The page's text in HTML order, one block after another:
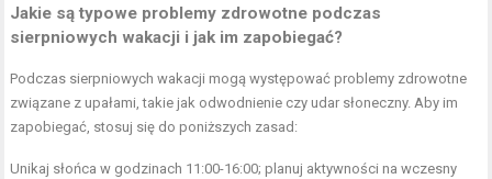
Jakie są typowe problemy zdrowotne podczas
sierpniowych wakacji i jak im zapobiegać?
Podczas sierpniowych wakacji mogą występować problemy zdrowotne
związane z upałami, takie jak odwodnienie czy udar słoneczny. Aby im
zapobiegać, stosuj się do poniższych zasad:
Unikaj słońca w godzinach 11:00-16:00; planuj aktywności na wczesny